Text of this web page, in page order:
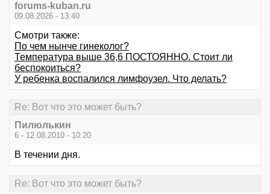
forums-kuban.ru
09.08.2026 - 13:40
Смотри также:
По чем нынче гинеколог?
Температура выше 36,6 ПОСТОЯННО. Стоит ли
беспокоиться?
У ребенка воспалился лимфоузел. Что делать?
Re: Вот что это может быть?
Пилюлькин
6 - 12.08.2010 - 10:20
В течении дня.
Re: Вот что это может быть?